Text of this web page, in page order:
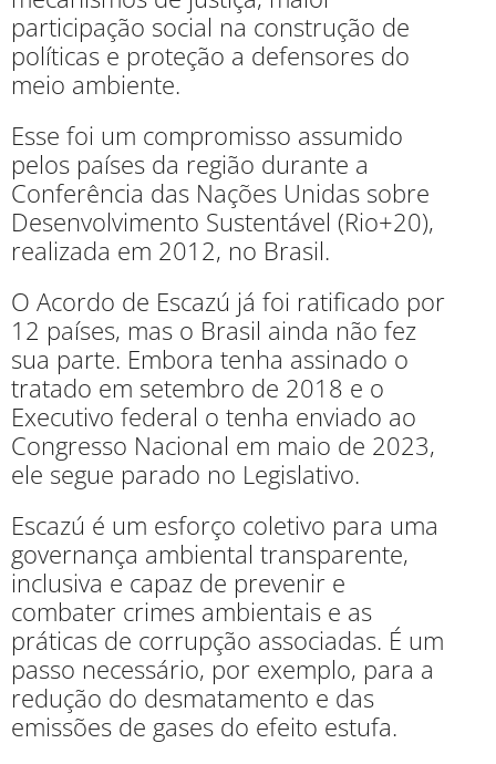
participação social na construção de
políticas e proteção a defensores do
meio ambiente.
Esse foi um compromisso assumido
pelos países da região durante a
Conferência das Nações Unidas sobre
Desenvolvimento Sustentável (Rio+20),
realizada em 2012, no Brasil.
O Acordo de Escazú já foi ratificado por
12 países, mas o Brasil ainda não fez
sua parte. Embora tenha assinado o
tratado em setembro de 2018 e o
Executivo federal o tenha enviado ao
Congresso Nacional em maio de 2023,
ele segue parado no Legislativo.
Escazú é um esforço coletivo para uma
governança ambiental transparente,
inclusiva e capaz de prevenir e
combater crimes ambientais e as
práticas de corrupção associadas. É um
passo necessário, por exemplo, para a
redução do desmatamento e das
emissões de gases do efeito estufa.